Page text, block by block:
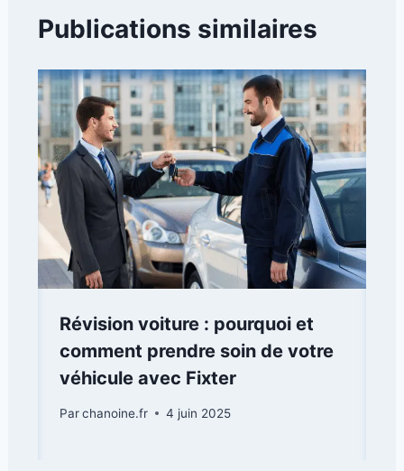
Publications similaires
Révision voiture : pourquoi et
comment prendre soin de votre
véhicule avec Fixter
Parchanoine.fr 4 juin 2025